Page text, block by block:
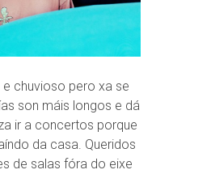
chuvioso pero xa se
son máis longos e dá
ir a concertos porque
da casa. Queridos
de salas fóra do eixe